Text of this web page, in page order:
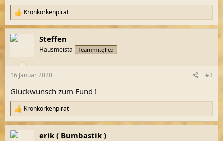
R
e
a
k
e
:
Kronkorkenpirat
Steffen
Hausmeista Teammitglied
16 Januar 2020 #3
Glückwunsch zum Fund !
R
e
a
k
Kronkorkenpirat
erik ( Bumbastik )